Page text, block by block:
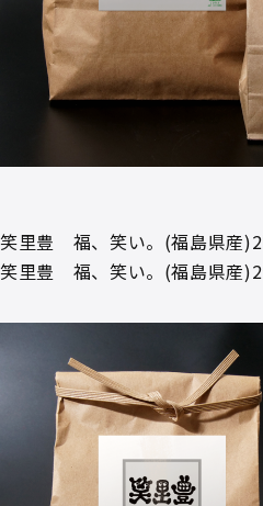
笑里豊 福、笑い。(福島県産
笑里豊 福、笑い。(福島県産